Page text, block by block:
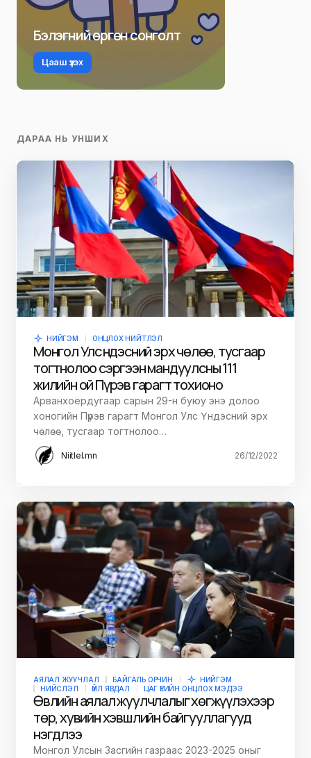
Бэлэгний өргөн сонголт
Цааш үзэх
ДАРАА НЬ УНШИХ
НИЙГЭМ ОНЦЛОХ НИЙТЛЭЛ
Монгол Улс Үндэсний эрх чөлөө, тусгаар
тогтнолоо сэргээн мандуулсны 111
жилийн ой Пүрэв гарагт тохионо
Арванхоёрдугаар сарын 29-н буюу энэ долоо
хоногийн Пүрэв гарагт Монгол Улс Үндэсний эрх
чөлөө, тусгаар тогтнолоо…
Niitlel.mn 26/12/2022
АЯЛАЛ ЖУУЧЛАЛ БАЙГАЛЬ ОРЧИН
НИЙГЭМ
НИЙСЛЭЛ
ҮЙЛ ЯВДАЛ ЦАГ ҮЕИЙН ОНЦЛОХ МЭДЭЭ
Өвлийн аялал жуулчлалыг хөгжүүлэхээр
төр, хувийн хэвшлийн байгууллагууд
нэгдлээ
Монгол Улсын Засгийн газраас 2023-2025 оныг